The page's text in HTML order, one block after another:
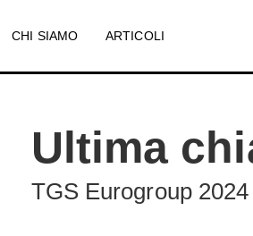
CHI SIAMO ARTICOLI
Ultima
TGS Eurogroup 2024